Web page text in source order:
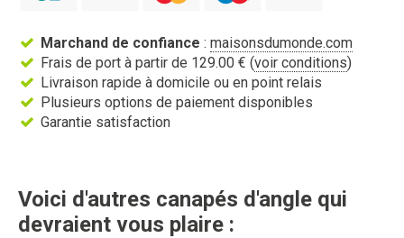
Marchand de confiance : maisonsdumonde.com
Frais de port à partir de 129.00 € (voir conditions)
Livraison rapide à domicile ou en point relais
Plusieurs options de paiement disponibles
Garantie satisfaction
Voici d'autres canapés d'angle qui
devraient vous plaire :